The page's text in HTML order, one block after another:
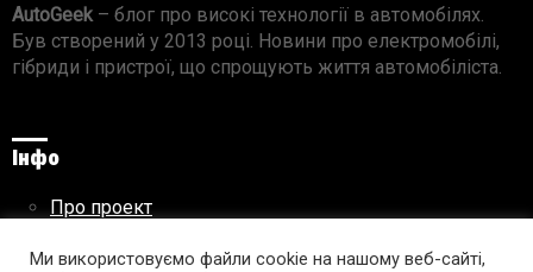
AutoGeek– блог про високі технології в автомобілях.
Був створений у 2013 році. Новини про електромобілі,
гібриди і пристрої, що спрощують життя автомобіліста.
Інфо
Про проект
Правила використання матеріалів
Ми використовуємо файли cookie на нашому веб-сайті,